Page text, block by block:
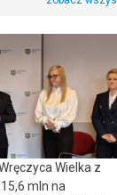
Wielka z
mln na